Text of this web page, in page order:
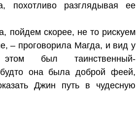
похотливо разглядывая ее
пойдем скорее, не то рискуем
– проговорила Магда, и вид у
был таинственный-
будто она была доброй феей,
Джин путь в чудесную